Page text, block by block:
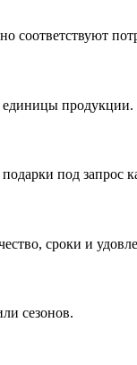
соответствуют
единицы продукции.
под запрос
сроки и
сезонов.